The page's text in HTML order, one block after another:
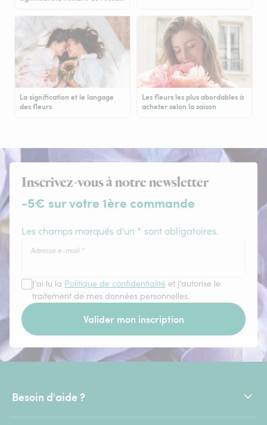
La signification et le langage
des fleurs
Les fleurs les plus abordables à
acheter selon la saison
Inscrivez-vous à notre newsletter
-5€ sur votre 1ère commande
Les champs marqués d'un * sont obligatoires.
Adresse e-mail *
J'ai lu la Politique de confidentialité et j'autorise le
traitement de mes données personnelles.
Valider mon inscription
Besoin d'aide ?